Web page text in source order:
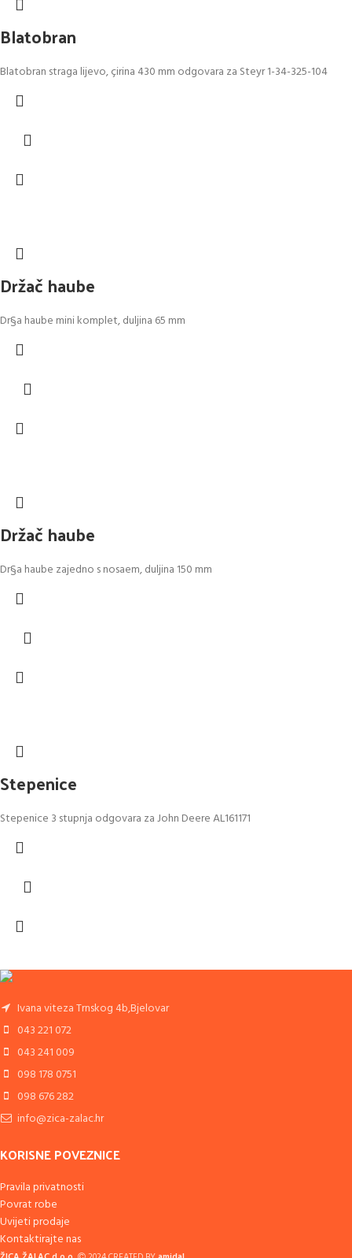
Blatobran
Blatobran straga lijevo, çirina 430 mm odgovara za Steyr 1-34-325-104
Držač haube
Dr§a haube mini komplet, duljina 65 mm
Držač haube
Dr§a haube zajedno s nosaem, duljina 150 mm
Stepenice
Stepenice 3 stupnja odgovara za John Deere AL161171
Ivana viteza Trnskog 4b,Bjelovar
043 221 072
043 241 009
098 178 0751
098 676 282
info@zica-zalac.hr
KORISNE POVEZNICE
Pravila privatnosti
Povrat robe
Uvijeti prodaje
Kontaktirajte nas